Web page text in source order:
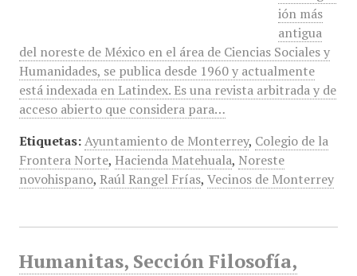
ión más
antigua
del noreste de México en el área de Ciencias Sociales y
Humanidades, se publica desde 1960 y actualmente
está indexada en Latindex. Es una revista arbitrada y de
acceso abierto que considera para…
Etiquetas: Ayuntamiento de Monterrey, Colegio de la
Frontera Norte, Hacienda Matehuala, Noreste
novohispano, Raúl Rangel Frías, Vecinos de Monterrey
Humanitas, Sección Filosofía,